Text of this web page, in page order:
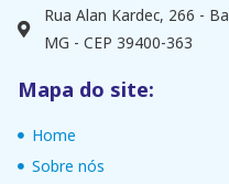
Rua Alan Kardec, 266 -
MG - CEP 39400-363
Mapa do site:
Home
Sobre nós